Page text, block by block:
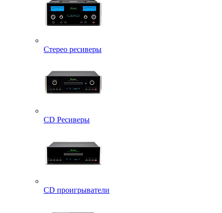
Стерео ресиверы
CD Ресиверы
CD проигрыватели